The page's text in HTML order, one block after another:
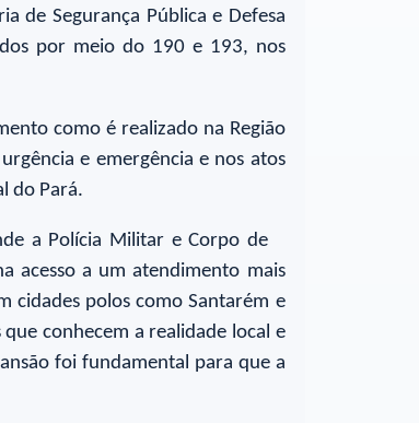
de Segurança Pública e Defesa
por meio do 190 e 193, nos
como é realizado na Região
e emergência e nos atos
do Pará.
a Polícia Militar e Corpo de
acesso a um atendimento mais
cidades polos como Santarém e
conhecem a realidade local e
foi fundamental para que a